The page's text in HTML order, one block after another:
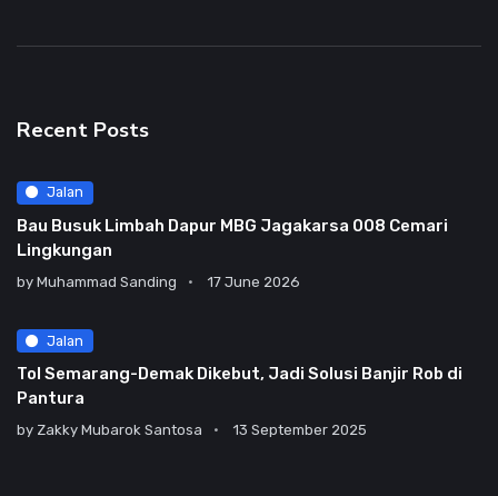
Recent Posts
Jalan
Bau Busuk Limbah Dapur MBG Jagakarsa 008 Cemari
Lingkungan
by Muhammad Sanding 17 June 2026
Jalan
Tol Semarang-Demak Dikebut, Jadi Solusi Banjir Rob di
Pantura
by Zakky Mubarok Santosa 13 September 2025